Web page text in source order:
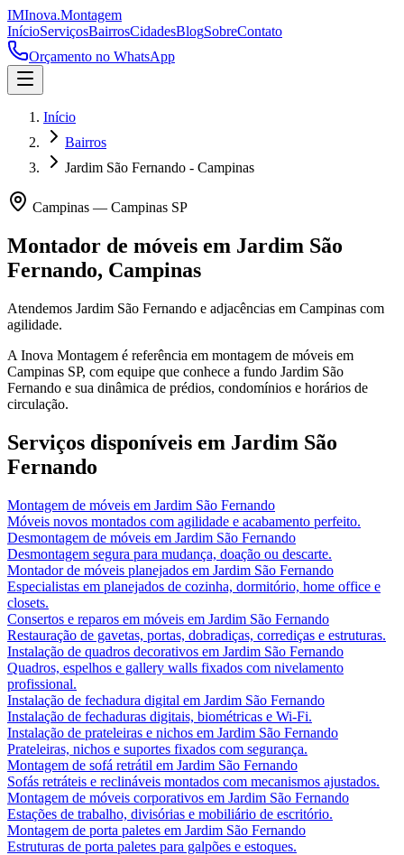
IMInova.Montagem
InícioServiçosBairrosCidadesBlogSobreContato
Orçamento no WhatsApp
Início
Bairros
Jardim São Fernando - Campinas
Campinas — Campinas SP
Montador de móveis em Jardim São
Fernando, Campinas
Atendemos Jardim São Fernando e adjacências em Campinas com
agilidade.
A Inova Montagem é referência em montagem de móveis em
Campinas SP, com equipe que conhece a fundo Jardim São
Fernando e sua dinâmica de prédios, condomínios e horários de
circulação.
Serviços disponíveis em Jardim São
Fernando
Montagem de móveis em Jardim São Fernando
Móveis novos montados com agilidade e acabamento perfeito.
Desmontagem de móveis em Jardim São Fernando
Desmontagem segura para mudança, doação ou descarte.
Montador de móveis planejados em Jardim São Fernando
Especialistas em planejados de cozinha, dormitório, home office e
closets.
Consertos e reparos em móveis em Jardim São Fernando
Restauração de gavetas, portas, dobradiças, corrediças e estruturas.
Instalação de quadros decorativos em Jardim São Fernando
Quadros, espelhos e gallery walls fixados com nivelamento
profissional.
Instalação de fechadura digital em Jardim São Fernando
Instalação de fechaduras digitais, biométricas e Wi-Fi.
Instalação de prateleiras e nichos em Jardim São Fernando
Prateleiras, nichos e suportes fixados com segurança.
Montagem de sofá retrátil em Jardim São Fernando
Sofás retráteis e reclináveis montados com mecanismos ajustados.
Montagem de móveis corporativos em Jardim São Fernando
Estações de trabalho, divisórias e mobiliário de escritório.
Montagem de porta paletes em Jardim São Fernando
Estruturas de porta paletes para galpões e estoques.